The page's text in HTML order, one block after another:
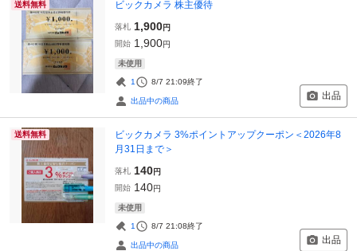
送料無料 ビックカメラ 株主優待
落札 1,900円
開始 1,900円
未使用
1 8/7 21:09終了
出品中の商品 出品
送料無料
ビックカメラ 3%ポイントアップクーポン＜2026年8
月31日まで＞
落札 140円
開始 140円
未使用
1 8/7 21:08終了
出品中の商品 出品